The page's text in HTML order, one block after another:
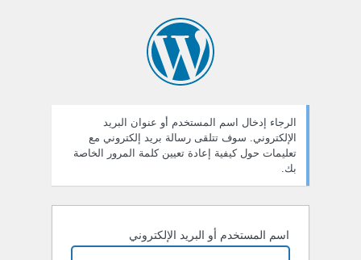
الرجاء إدخال اسم المستخدم أو عنوان البريد
الإلكتروني. سوف تتلقى رسالة بريد إلكتروني مع
تعليمات حول كيفية إعادة تعيين كلمة المرور الخاصة
بك.
اسم المستخدم أو البريد الإلكتروني